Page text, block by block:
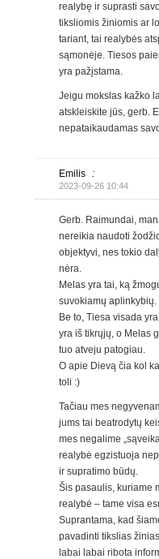
realybę ir suprasti
tiksliomis žiniomis ar
tariant, tai realybės
sąmonėje. Tiesos
yra pažįstama.
Jeigu mokslas kažko
atskleiskite jūs, gerb.
nepataikaudamas
Emilis :
2023-09-26 10:44
Gerb. Raimundai,
nereikia naudoti
objektyvi, nes tokio
nėra.
Melas yra tai, ką
suvokiamų aplinkybių.
Be to, Tiesa visada
yra iš tikrųjų, o Melas
tuo atveju patogiau.
O apie Dievą čia kol
toli :)
Tačiau mes
jums tai beatrodytų
mes negalime
realybė egzistuoja
ir supratimo būdų.
Šis pasaulis, kuriame
realybė – tame visa
Suprantama, kad
pavadinti tikslias
labai labai ribota